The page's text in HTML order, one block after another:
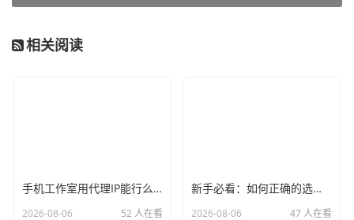
相关阅读
手机工作室用代理IP能行么？过来人的经验告诉你答案
2026-08-06 52 人在看
新手必看：如何正确的选择代理ip软件，别再交智商税了
2026-08-06 47 人在看